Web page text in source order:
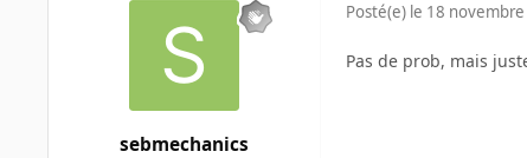
sebmechanics
Posté(e) le 18
Pas de prob, mais